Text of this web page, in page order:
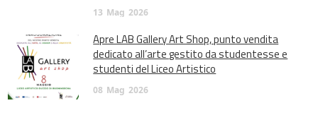
13 Mag 2026
Apre LAB Gallery Art Shop, punto vendita
dedicato all’arte gestito da studentesse e
studenti del Liceo Artistico
08 Mag 2026